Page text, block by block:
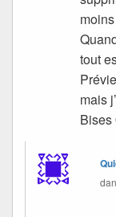
tout
mais
Bises